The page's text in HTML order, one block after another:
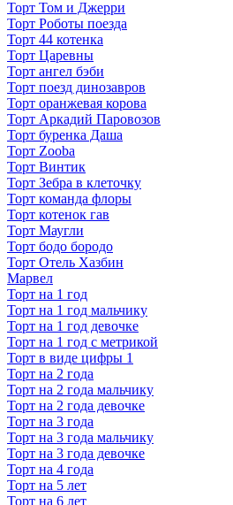
Торт Том и Джерри
Торт Роботы поезда
Торт 44 котенка
Торт Царевны
Торт ангел бэби
Торт поезд динозавров
Торт оранжевая корова
Торт Аркадий Паровозов
Торт буренка Даша
Торт Zooba
Торт Винтик
Торт Зебра в клеточку
Торт команда флоры
Торт котенок гав
Торт Маугли
Торт бодо бородо
Торт Отель Хазбин
Марвел
Торт на 1 год
Торт на 1 год мальчику
Торт на 1 год девочке
Торт на 1 год с метрикой
Торт в виде цифры 1
Торт на 2 года
Торт на 2 года мальчику
Торт на 2 года девочке
Торт на 3 года
Торт на 3 года мальчику
Торт на 3 года девочке
Торт на 4 года
Торт на 5 лет
Торт на 6 лет